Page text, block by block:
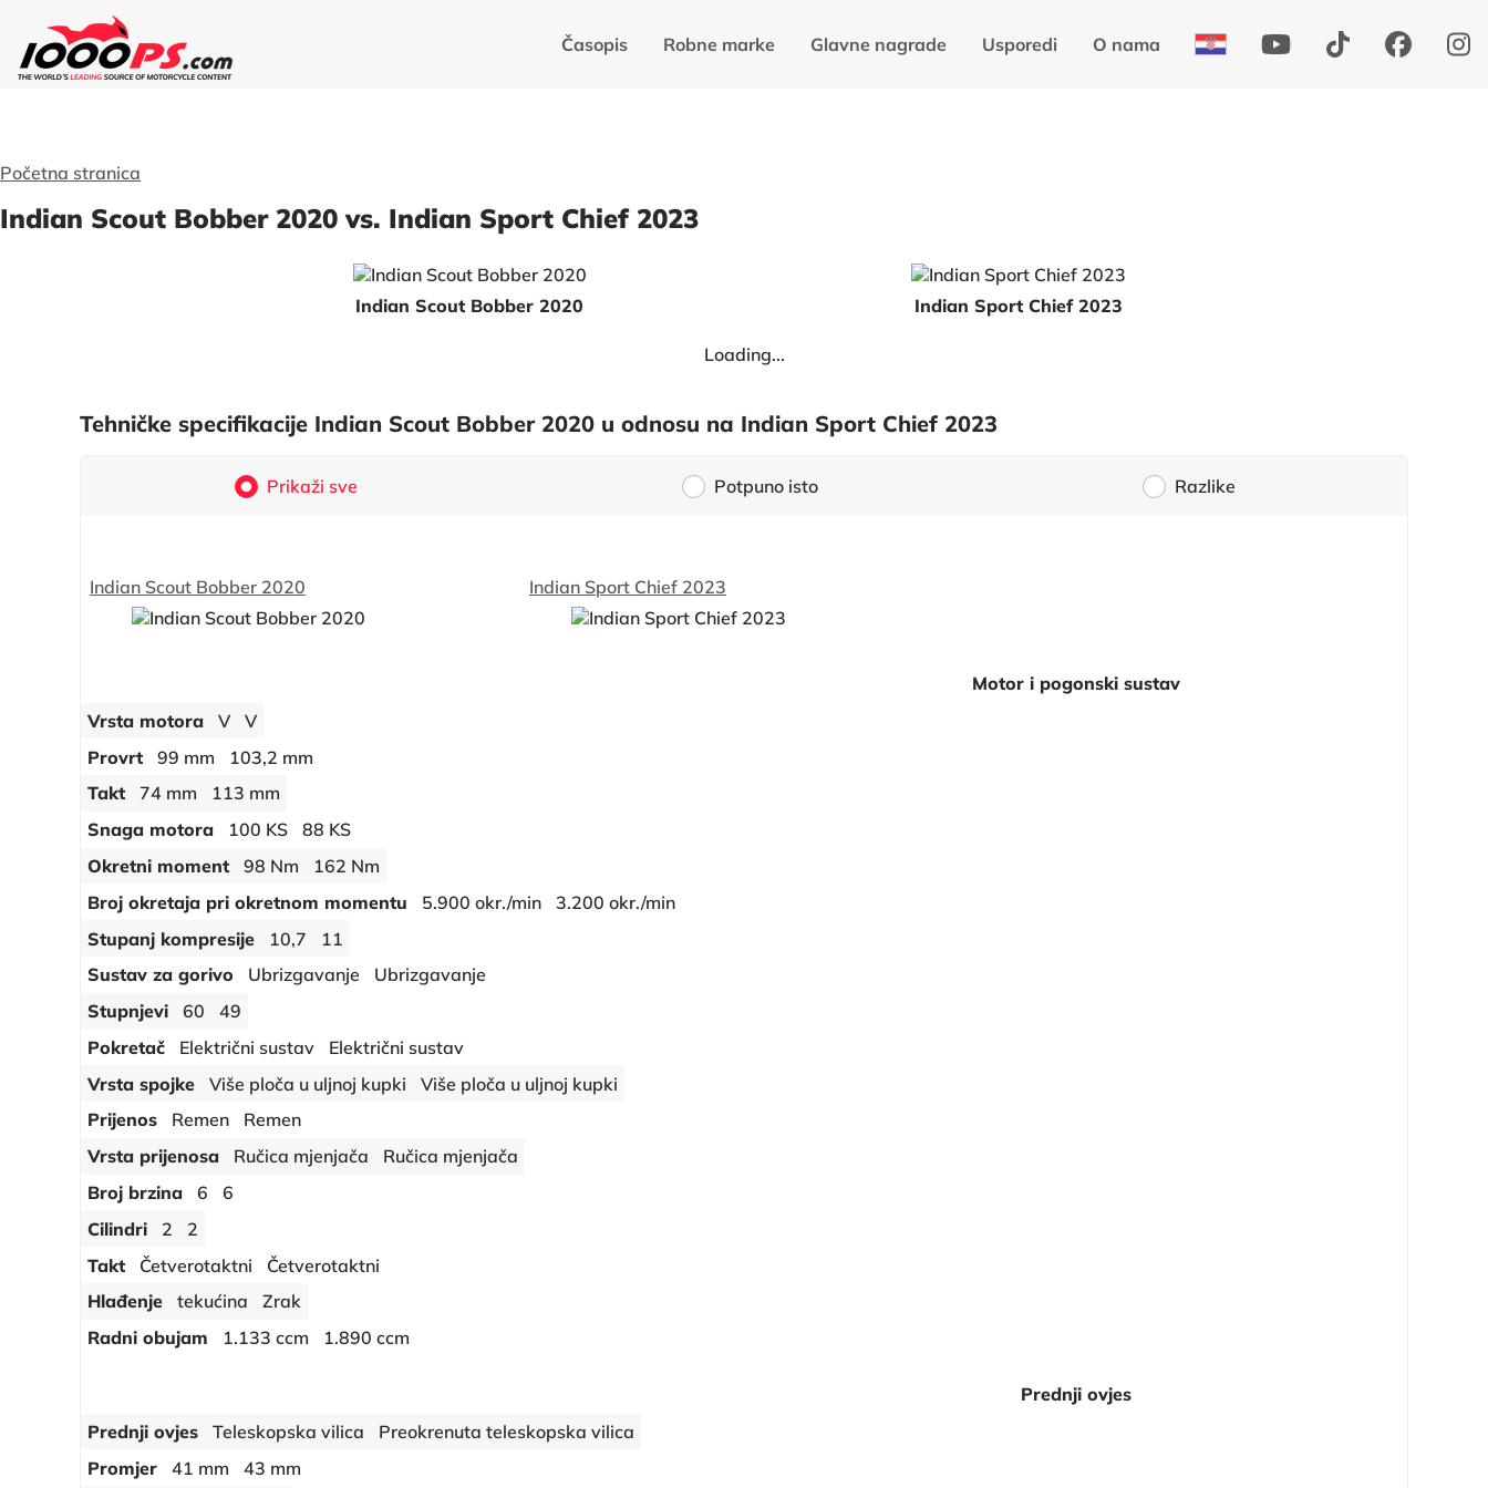
Časopis Robne marke Glavne nagrade Usporedi O nama
Početna stranica
Indian Scout Bobber 2020 vs. Indian Sport Chief 2023
Indian Scout Bobber 2020 Indian Sport Chief 2023
Loading...
Tehničke specifikacije Indian Scout Bobber 2020 u odnosu na Indian Sport Chief 2023
Prikaži sve Potpuno isto Razlike
Indian Scout Bobber 2020 Indian Sport Chief 2023
Motor i pogonski sustav
Vrsta motora
V
V
Provrt
99 mm
103,2 mm
Takt
74 mm
113 mm
Snaga motora
100 KS
88 KS
Okretni moment
98 Nm
162 Nm
Broj okretaja pri okretnom momentu
5.900 okr./min
3.200 okr./min
Stupanj kompresije
10,7
11
Sustav za gorivo
Ubrizgavanje
Ubrizgavanje
Stupnjevi
60
49
Pokretač
Električni sustav
Električni sustav
Vrsta spojke
Više ploča u uljnoj kupki
Više ploča u uljnoj kupki
Prijenos
Remen
Remen
Vrsta prijenosa
Ručica mjenjača
Ručica mjenjača
Broj brzina
6
6
Cilindri
2
2
Takt
Četverotaktni
Četverotaktni
Hlađenje
tekućina
Zrak
Radni obujam
1.133 ccm 1.890 ccm
Prednji ovjes
Prednji ovjes
Teleskopska vilica
Preokrenuta teleskopska vilica
Promjer
41 mm 43 mm